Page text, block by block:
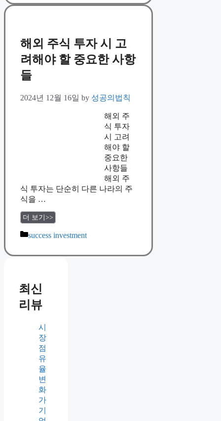
해외 주식 투자 시 고
려해야 할 중요한 사항
들
2024년 12월 16일 by 성공의법칙
해외 주
식 투자
시 고려
해야 할
중요한
사항들
해외 주
식 투자는 단순히 다른 나라의 주
식을 …
더 보기>>
Categories
success investment
최신
리뷰
시
장
점
유
율
변
화
가
기